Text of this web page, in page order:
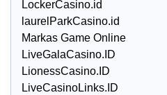
LockerCasino.id
laurelParkCasino.id
Markas Game Online
LiveGalaCasino.ID
LionessCasino.ID
LiveCasinoLinks.ID